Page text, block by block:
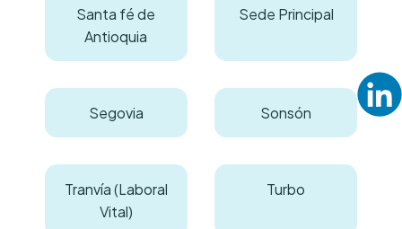
Santa fé de
Antioquia
Sede Principal
Segovia Sonsón
Tranvía (Laboral
Vital)
Turbo